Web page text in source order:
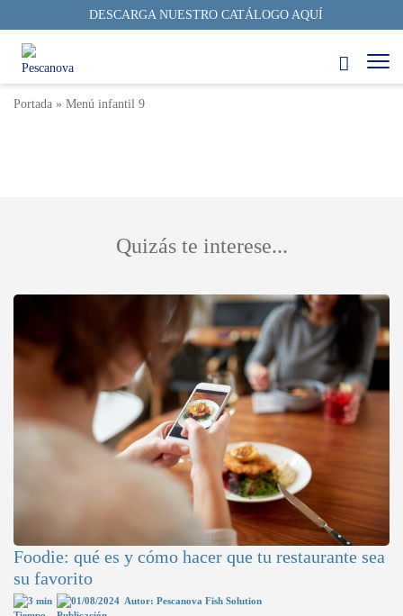
DESCARGA NUESTRO CATÁLOGO AQUÍ
Menú Infantil 9
3 min 03/07/2023 Autor: Pescanova Fish Solutions
Portada » Menú infantil 9
Quizás te interese...
Foodie: qué es y cómo hacer que tu restaurante sea
su favorito
3 min 01/08/2024 Autor: Pescanova Fish Solution